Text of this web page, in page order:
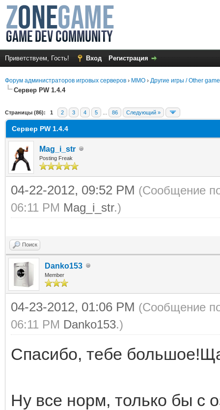
Приветствуем, Гость! Вход Регистрация
Форум администраторов игровых серверов › MMO › Другие игры / Other
Сервер PW 1.4.4
Страницы (86): 1 2 3 4 5 86 Следующий »
Сервер PW 1.4.4
Mag_i_str
Posting Freak
04-22-2012, 09:52 PM (Сообщение
06:11 PM Mag_i_str.)
Поиск
Danko153
Member
04-23-2012, 01:06 PM (Сообщение
06:11 PM Danko153.)
Спасибо, тебе
Ну все норм, только бы с